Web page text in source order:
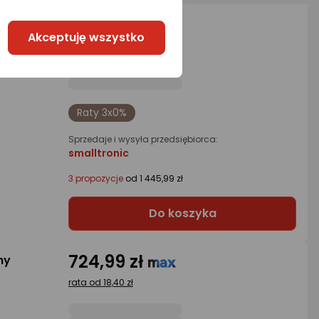
1 290 zł
rata od 36,70 zł
Raty 3x0%
Sprzedaje i wysyła przedsiębiorca:
smalltronic
3 propozycje od 1 445,99 zł
Do koszyka
724,99 zł
rata od 18,40 zł
Akceptuję wszystko